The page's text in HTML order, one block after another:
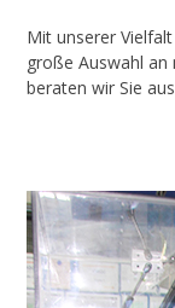
Mit unserer
große Auswahl an
beraten wir Sie